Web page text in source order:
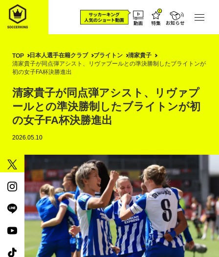
TOP 日本人選手在籍クラブ ブライトン
清家貴子
清家貴子が同点弾アシスト、リヴァプールとの準決勝制したブライトンが
初の女子FA杯決勝進出
清家貴子が同点弾アシスト、リヴァプ
ールとの準決勝制したブライトンが初
の女子FA杯決勝進出
2026.05.10